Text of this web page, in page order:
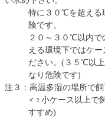
特に３０℃を超える
険です。
２０～３０℃以内で
える環境下ではケ
ださい。(３５℃以
なり危険です)
注３：高温多湿の場所で
♂♀小ケース以上で
すすめ)